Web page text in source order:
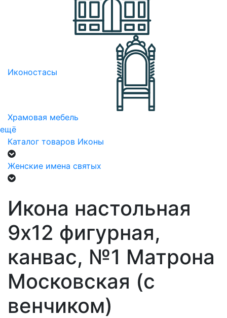
Иконостасы
Храмовая мебель
ещё
Каталог товаров Иконы
Женские имена святых
Икона настольная
9х12 фигурная,
канвас, №1 Матрона
Московская (с
венчиком)